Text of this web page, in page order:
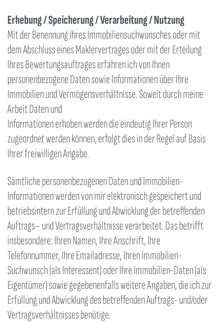
Erhebung / Speicherung / Verarbeitung / Nutzung
Mit der Benennung Ihres Immobiliensuchwunsches oder mit
dem Abschluss eines Maklervertrages oder mit der Erteilung
Ihres Bewertungsauftrages erfahren ich von Ihnen
personenbezogene Daten sowie Informationen über Ihre
Immobilien und Vermögensverhältnisse. Soweit durch meine
Arbeit Daten und
Informationen erhoben werden die eindeutig Ihrer Person
zugeordnet werden können, erfolgt dies in der Regel auf Basis
Ihrer freiwilligen Angabe.
Sämtliche personenbezogenen Daten und Immobilien-
Informationen werden von mir elektronisch gespeichert und
betriebsintern zur Erfüllung und Abwicklung der betreffenden
Auftrags– und Vertragsverhältnisse verarbeitet. Das betrifft
insbesondere: Ihren Namen, Ihre Anschrift, Ihre
Telefonnummer, Ihre Emailadresse, Ihren Immobilien-
Suchwunsch (als Interessent) oder Ihre Immobilien-Daten (als
Eigentümer) sowie gegebenenfalls weitere Angaben, die ich zur
Erfüllung und Abwicklung des betreffenden Auftrags- und/oder
Vertragsverhältnisses benötige.